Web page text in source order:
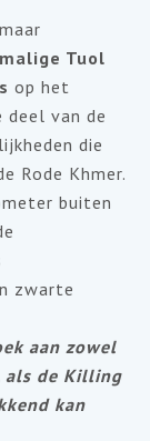
Tuol
op het
van de
die
Rode Khmer.
buiten
zwarte
aan zowel
als de Killing
kan